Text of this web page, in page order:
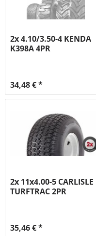
2x 4.10/3.50-4 KENDA
K398A 4PR
34,48 € *
2x 11x4.00-5 CARLISLE
TURFTRAC 2PR
35,46 € *